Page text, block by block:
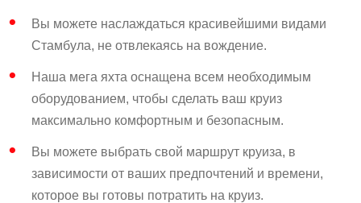
Вы можете наслаждаться красивейшими видами
Стамбула, не отвлекаясь на вождение.
Наша мега яхта оснащена всем необходимым
оборудованием, чтобы сделать ваш круиз
максимально комфортным и безопасным.
Вы можете выбрать свой маршрут круиза, в
зависимости от ваших предпочтений и времени,
которое вы готовы потратить на круиз.